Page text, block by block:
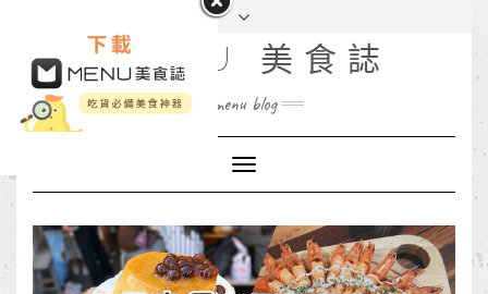
MENU 美食誌
menu blog
Toggle
Navigation